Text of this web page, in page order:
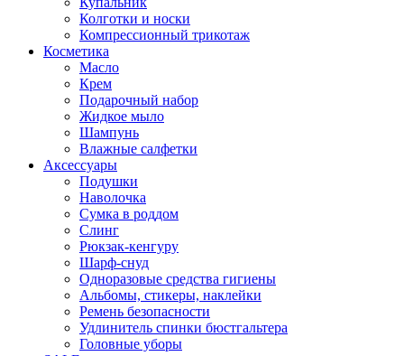
Колготки и носки
Компрессионный трикотаж
Косметика
Масло
Крем
Подарочный набор
Жидкое мыло
Шампунь
Влажные салфетки
Аксессуары
Подушки
Наволочка
Сумка в роддом
Cлинг
Рюкзак-кенгуру
Шарф-снуд
Одноразовые средства гигиены
Альбомы, стикеры, наклейки
Ремень безопасности
Удлинитель спинки бюстгальтера
Головные уборы